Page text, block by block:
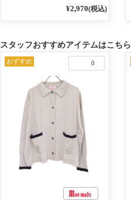
¥2,970(税込)
スタッフおすすめアイテムはこちら
0
おすすめ